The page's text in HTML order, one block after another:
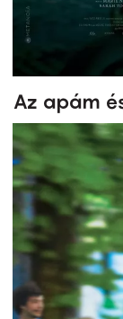
Az apám